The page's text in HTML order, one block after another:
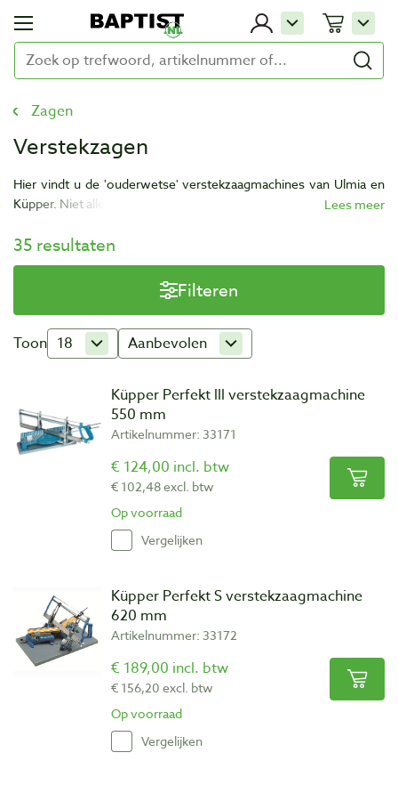
Zagen
Verstekzagen
Hier vindt u de 'ouderwetse' verstekzaagmachines van Ulmia en
Küpper. Niet alleen de machines, maar ook de losse zaagbladen en
Ook vindt u hier de stationaire verstek- en afkortzagen uit de
merken Festool en Metabo.
35 resultaten
Filteren
Toon 18 Aanbevolen
Küpper Perfekt lll verstekzaagmachine
550 mm
Artikelnummer: 33171
€ 124,00 incl. btw
€ 102,48 excl. btw
Op voorraad
Vergelijken
Küpper Perfekt S verstekzaagmachine
620 mm
Artikelnummer: 33172
€ 189,00 incl. btw
€ 156,20 excl. btw
Op voorraad
Vergelijken